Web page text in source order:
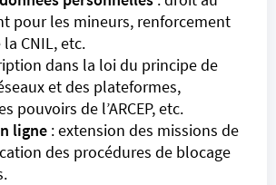
pour les mineurs, renforcement
CNIL, etc.
dans la loi du principe de
et des plateformes,
pouvoirs de l’ARCEP, etc.
ligne :extension des missions de
des procédures de blocage
.